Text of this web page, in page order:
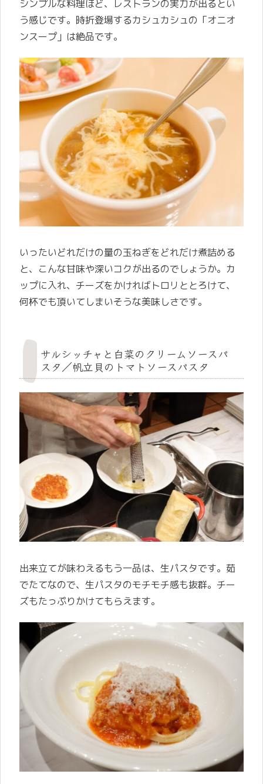
シンプルな料理ほど、レストランの実力が出るとい
う感じです。時折登場するカシュカシュの「オニオ
ンスープ」は絶品です。
いったいどれだけの量の玉ねぎをどれだけ煮詰める
と、こんな甘味や深いコクが出るのでしょうか。カ
ップに入れ、チーズをかければトロリととろけて、
何杯でも頂いてしまいそうな美味しさです。
サルシッチャと白菜のクリームソースパ
スタ／帆立貝のトマトソースパスタ
出来立てが味わえるもう一品は、生パスタです。茹
でたてなので、生パスタのモチモチ感も抜群。チー
ズもたっぷりかけてもらえます。